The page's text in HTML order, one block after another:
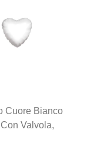
Cuore Bianco
Valvola,